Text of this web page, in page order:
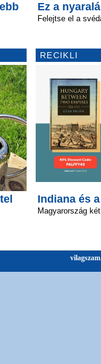
Ez a
Felejtse el a
RECIKLI
Indiana és
Magyarország